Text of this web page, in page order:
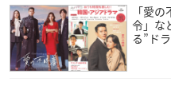
金子軒（ジン・ズーシュエン
温寧（ウェン・ニン）：島﨑
温情（ウェン・チン）：川澄
温晁（ウェン・チャオ）：吉
「愛
令」な
る”ド